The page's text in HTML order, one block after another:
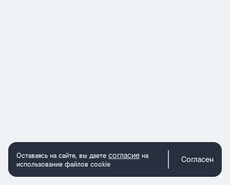
Оставаясь на сайте, вы даете согласие на
использование файлов cookie
Согласен